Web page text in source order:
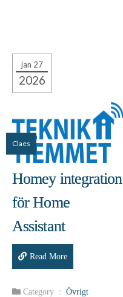
jan 27
2026
Claes
Homey integration
för Home
Assistant
Read More
Category : Övrigt